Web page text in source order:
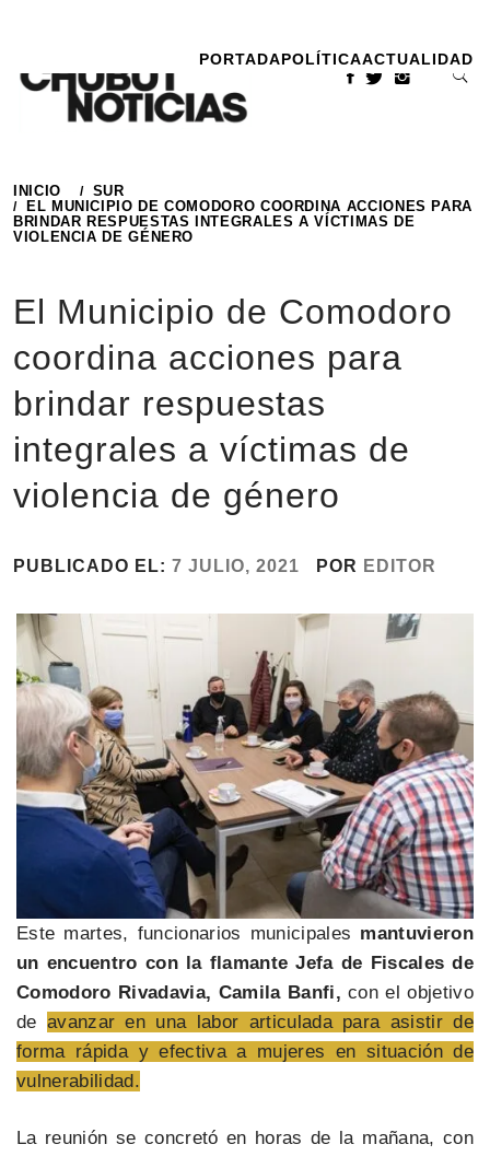
contenido
PORTADAPOLÍTICAACTUALIDAD
INICIO
SUR
EL MUNICIPIO DE COMODORO COORDINA ACCIONES PARA
BRINDAR RESPUESTAS INTEGRALES A VÍCTIMAS DE
VIOLENCIA DE GÉNERO
El Municipio de Comodoro
coordina acciones para
brindar respuestas
integrales a víctimas de
violencia de género
PUBLICADO EL: 7 JULIO, 2021 POR EDITOR
Este martes, funcionarios municipales mantuvieron
un encuentro con la flamante Jefa de Fiscales de
Comodoro Rivadavia, Camila Banfi, con el objetivo
de avanzar en una labor articulada para asistir de
forma rápida y efectiva a mujeres en situación de
vulnerabilidad.
La reunión se concretó en horas de la mañana, con